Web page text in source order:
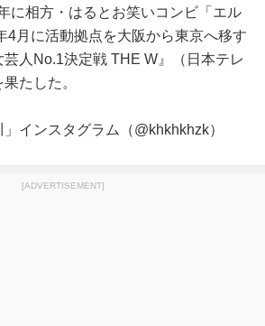
に相方・はるとお笑いコンビ「エル
4月に活動拠点を大阪から東京へ移す
人No.1決定戦 THE W』（日本テレ
たした。
インスタグラム（@khkhkhzk）
[ADVERTISEMENT]